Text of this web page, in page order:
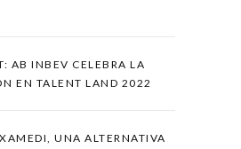
AB INBEV CELEBRA LA
EN TALENT LAND 2022
UNA ALTERNATIVA